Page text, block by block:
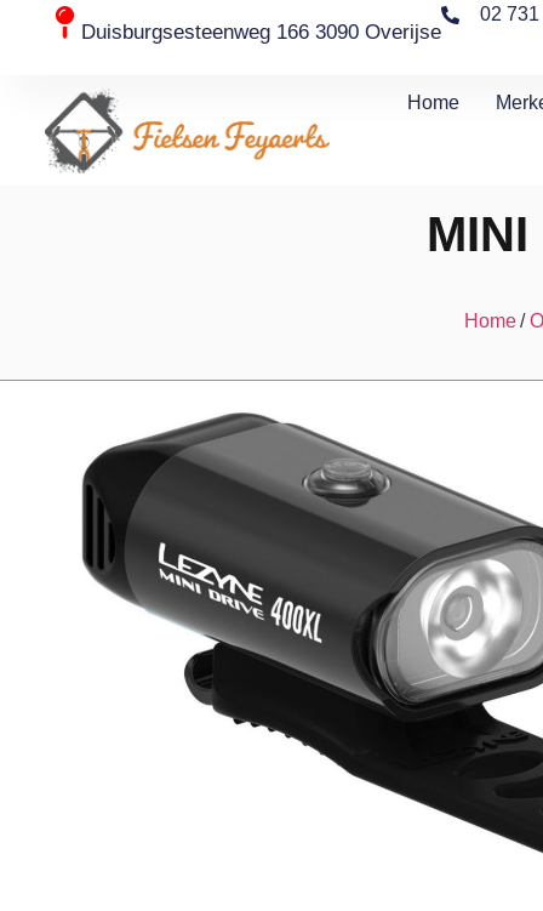
Duisburgsesteenweg 166 3090 Overijse
02
Home
Home/